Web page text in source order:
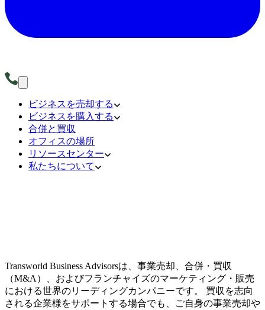
ビジネスを売却する
ビジネスを購入する
合併と買収
オフィスの場所
リソースセンター
私たちについて
Transworld Business Advisorsは、事業売却、合併・買収
（M&A）、およびフランチャイズのマーケティング・販売
における世界のリーディングカンパニーです。 買収を志向
される企業様をサポートする場合でも、ご自身の事業売却や